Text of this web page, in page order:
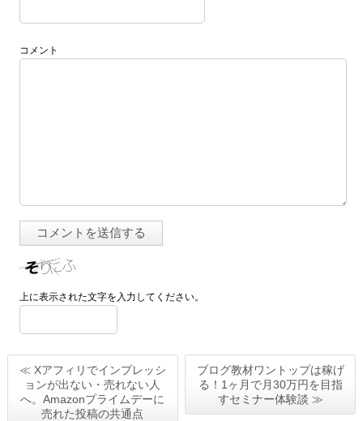
コメント
上に表示された文字を入力してください。
≪ Xアフィリでインプレッシ
ョンが出ない・売れない人
へ。Amazonプライムデーに
売れた投稿の共通点
ブログ教材ワントップは稼げ
る！1ヶ月で月30万円を目指
すセミナー体験談 ≫